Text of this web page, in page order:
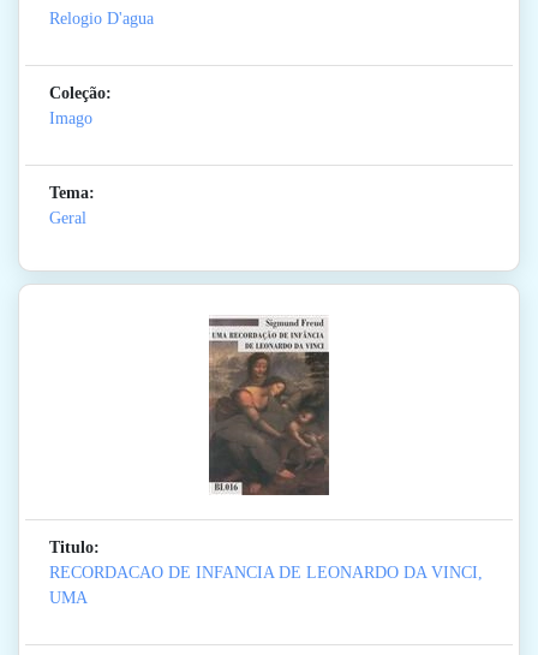
Relogio D'agua
Coleção:
Imago
Tema:
Geral
Titulo:
RECORDACAO DE INFANCIA DE LEONARDO DA VINCI,
UMA